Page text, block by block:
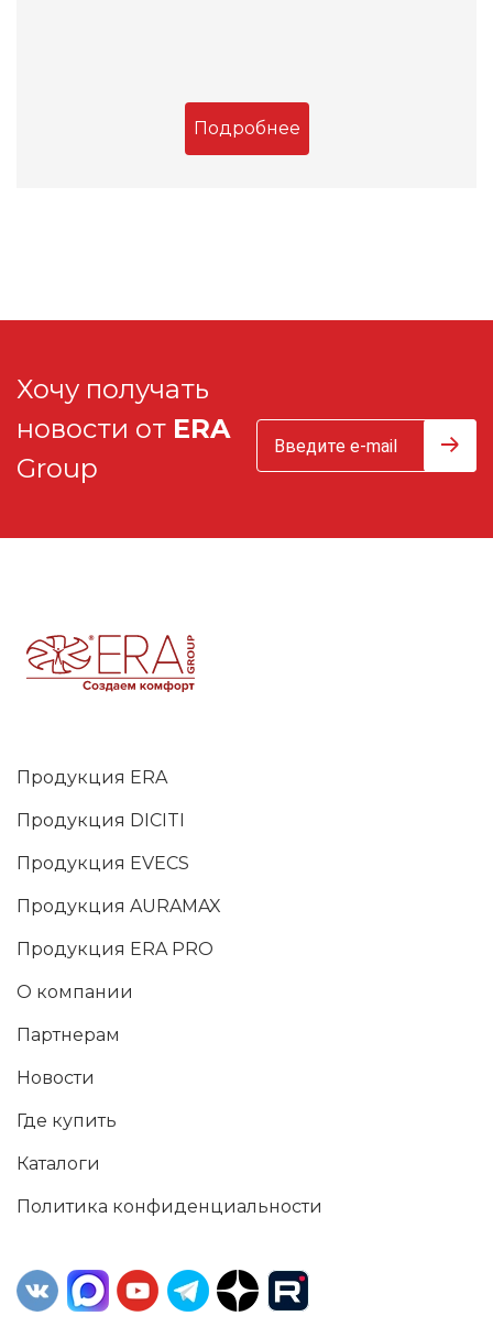
Подробнее
Хочу получать
новости от ERA
Group
Продукция ERA
Продукция DICITI
Продукция EVECS
Продукция AURAMAX
Продукция ERA PRO
О компании
Партнерам
Новости
Где купить
Каталоги
Политика конфиденциальности